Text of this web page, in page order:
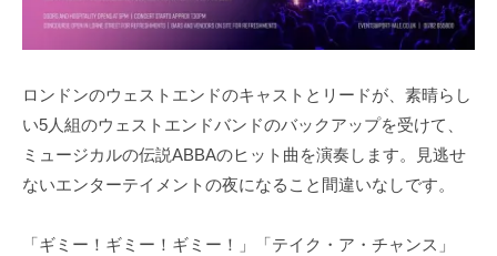
ロンドンのウェストエンドのキャストとリードが、素晴らし
い5人組のウェストエンドバンドのバックアップを受けて、
ミュージカルの伝説ABBAのヒット曲を演奏します。見逃せ
ないエンターテイメントの夜になること間違いなしです。
「ギミー！ギミー！ギミー！」「テイク・ア・チャンス」